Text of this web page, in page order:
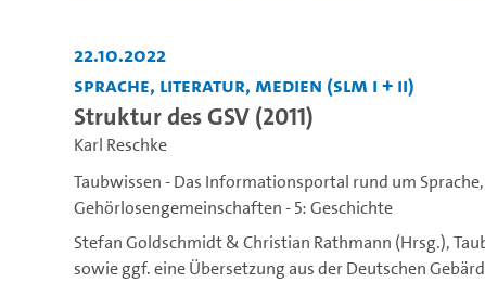
22.10.2022
Sprache, Literatur, Medien (SLM I + II)
Struktur des GSV (2011)
Karl Reschke
Taubwissen - Das Informationsportal rund um
Gehörlosengemeinschaften - 5: Geschichte
Stefan Goldschmidt & Christian Rathmann (Hrsg.),
sowie ggf. eine Übersetzung aus der Deutschen